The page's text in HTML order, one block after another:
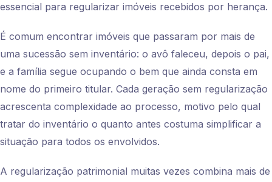
essencial para regularizar imóveis recebidos por herança.
É comum encontrar imóveis que passaram por mais de
uma sucessão sem inventário: o avô faleceu, depois o pai,
e a família segue ocupando o bem que ainda consta em
nome do primeiro titular. Cada geração sem regularização
acrescenta complexidade ao processo, motivo pelo qual
tratar do inventário o quanto antes costuma simplificar a
situação para todos os envolvidos.
A regularização patrimonial muitas vezes combina mais de